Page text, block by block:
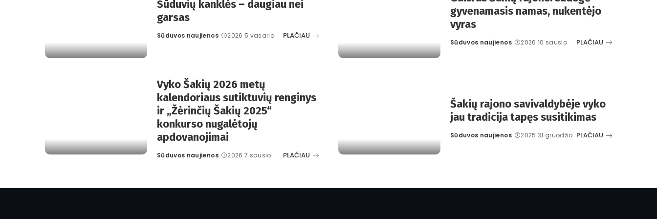
Sūduvių kanklės – daugiau nei
garsas
Posted
Sūduvos naujienos 2026 5 vasario PLAČIAU
gyvenamasis namas, nukentėjo
vyras
Posted
Sūduvos naujienos 2026 10 sausio PLAČIAU
Vyko Šakių 2026 metų
kalendoriaus sutiktuvių renginys
ir „Žėrinčių Šakių 2025“
konkurso nugalėtojų
apdovanojimai
Posted
Sūduvos naujienos 2026 7 sausio PLAČIAU
Šakių rajono savivaldybėje vyko
jau tradicija tapęs susitikimas
Posted
Sūduvos naujienos 2025 31 gruodžio PLAČIAU